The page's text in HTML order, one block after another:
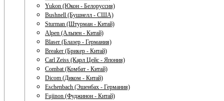
Yukon (Юкон - Белоруссия)
Bushnell (Бушнелл - США)
Sturman (Штурман - Китай)
Alpen (Альпен - Китай)
Blaser (Блазер - Германия)
Breaker (Брикер - Китай)
Carl Zeiss (Карл Цейс - Япония)
Combat (Комбат - Китай)
Dicom (Диком - Китай)
Eschenbach (Эшенбах - Германия)
Fujinon (Фуджинон - Китай)